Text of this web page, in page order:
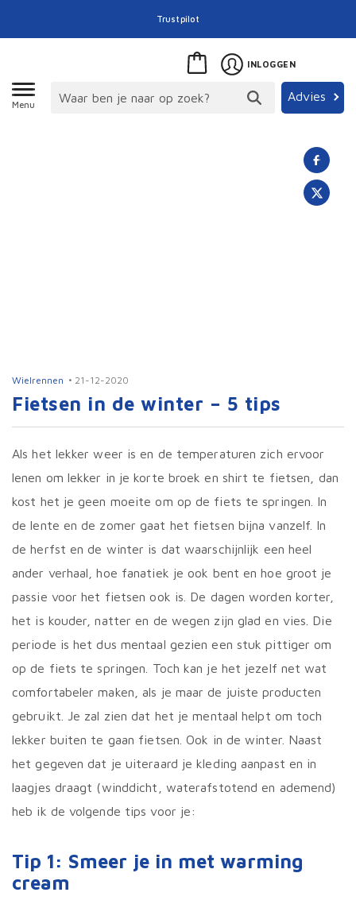
Trustpilot
Menu
Advies
INLOGGEN
Wielrennen 21-12-2020
Fietsen in de winter – 5 tips
Als het lekker weer is en de temperaturen zich ervoor
lenen om lekker in je korte broek en shirt te fietsen, dan
kost het je geen moeite om op de fiets te springen. In
de lente en de zomer gaat het fietsen bijna vanzelf. In
de herfst en de winter is dat waarschijnlijk een heel
ander verhaal, hoe fanatiek je ook bent en hoe groot je
passie voor het fietsen ook is. De dagen worden korter,
het is kouder, natter en de wegen zijn glad en vies. Die
periode is het dus mentaal gezien een stuk pittiger om
op de fiets te springen. Toch kan je het jezelf net wat
comfortabeler maken, als je maar de juiste producten
gebruikt. Je zal zien dat het je mentaal helpt om toch
lekker buiten te gaan fietsen. Ook in de winter. Naast
het gegeven dat je uiteraard je kleding aanpast en in
laagjes draagt (winddicht, waterafstotend en ademend)
heb ik de volgende tips voor je:
Tip 1: Smeer je in met warming
cream